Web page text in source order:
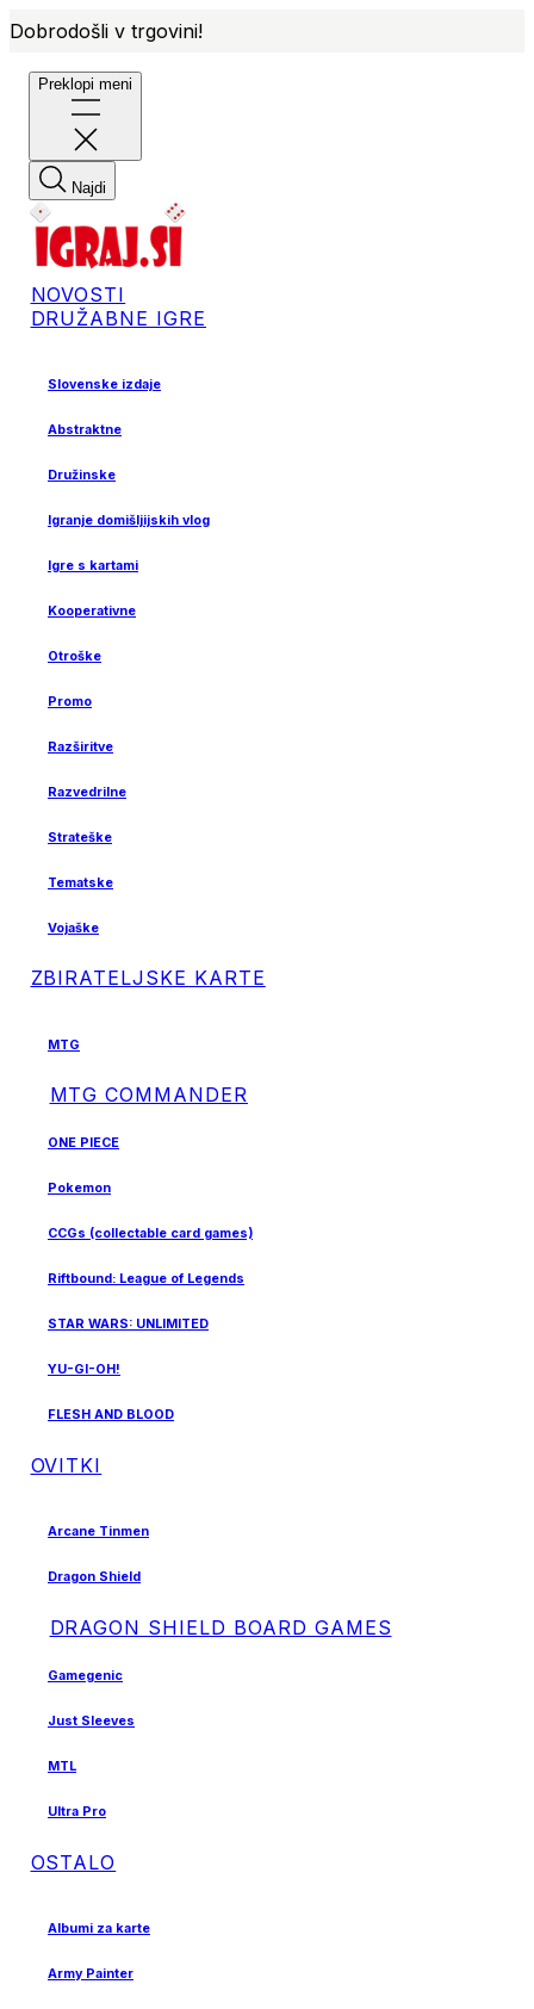
Dobrodošli v trgovini!
Preklopi meni
Najdi
NOVOSTI
DRUŽABNE IGRE
Slovenske izdaje
Abstraktne
Družinske
Igranje domišljijskih vlog
Igre s kartami
Kooperativne
Otroške
Promo
Razširitve
Razvedrilne
Strateške
Tematske
Vojaške
ZBIRATELJSKE KARTE
MTG
MTG COMMANDER
ONE PIECE
Pokemon
CCGs (collectable card games)
Riftbound: League of Legends
STAR WARS: UNLIMITED
YU-GI-OH!
FLESH AND BLOOD
OVITKI
Arcane Tinmen
Dragon Shield
DRAGON SHIELD BOARD GAMES
Gamegenic
Just Sleeves
MTL
Ultra Pro
OSTALO
Albumi za karte
Army Painter